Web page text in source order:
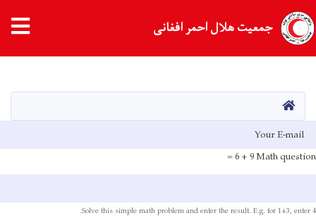
content
جمعیت هلال احمر افغانی
HOME
E-mail
Math question
9 + 6 =
Solve this simple math problem and enter the result. E.g. for 1+3, enter 4.